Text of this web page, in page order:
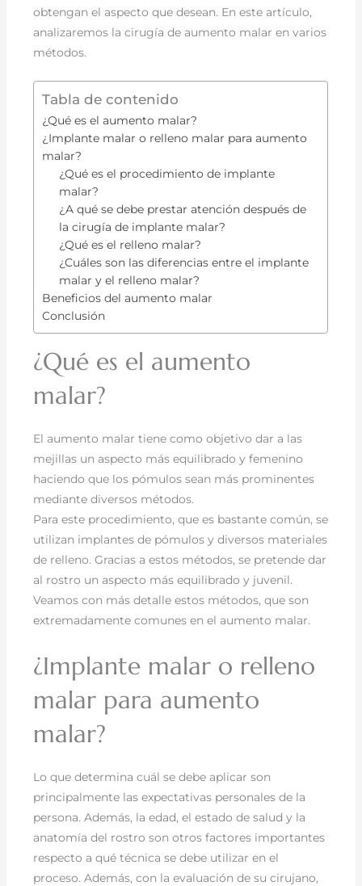
obtengan el aspecto que desean. En este artículo,
analizaremos la cirugía de aumento malar en varios
métodos.
Tabla de contenido
¿Qué es el aumento malar?
¿Implante malar o relleno malar para aumento
malar?
¿Qué es el procedimiento de implante
malar?
¿A qué se debe prestar atención después de
la cirugía de implante malar?
¿Qué es el relleno malar?
¿Cuáles son las diferencias entre el implante
malar y el relleno malar?
Beneficios del aumento malar
Conclusión
¿Qué es el aumento
malar?
El aumento malar tiene como objetivo dar a las
mejillas un aspecto más equilibrado y femenino
haciendo que los pómulos sean más prominentes
mediante diversos métodos.
Para este procedimiento, que es bastante común, se
utilizan implantes de pómulos y diversos materiales
de relleno. Gracias a estos métodos, se pretende dar
al rostro un aspecto más equilibrado y juvenil.
Veamos con más detalle estos métodos, que son
extremadamente comunes en el aumento malar.
¿Implante malar o relleno
malar para aumento
malar?
Lo que determina cuál se debe aplicar son
principalmente las expectativas personales de la
persona. Además, la edad, el estado de salud y la
anatomía del rostro son otros factores importantes
respecto a qué técnica se debe utilizar en el
proceso. Además, con la evaluación de su cirujano,